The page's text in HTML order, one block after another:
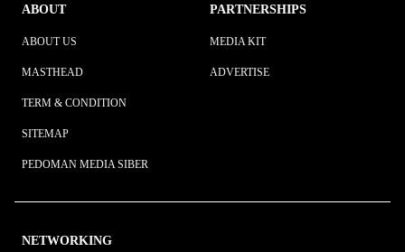
ABOUT
ABOUT US
MASTHEAD
TERM & CONDITION
SITEMAP
PEDOMAN MEDIA SIBER
PARTNERSHIPS
MEDIA KIT
ADVERTISE
NETWORKING